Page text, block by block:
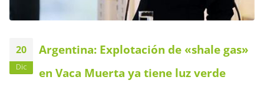
20
Dic
Argentina: Explotación de «shale gas»
en Vaca Muerta ya tiene luz verde